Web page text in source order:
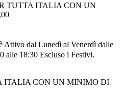
TUTTA ITALIA CON UN
Attivo dal Lunedì al Venerdì dalle
alle 18:30 Escluso i Festivi.
ITALIA CON UN MINIMO DI